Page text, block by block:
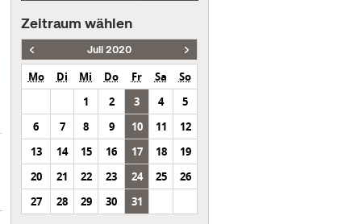
Zeitraum wählen
Juli 2020
Mo Di Mi Do Fr Sa
So
1
2 3 4
5
6
7 8 9 10 11
12
13
14 15 16 17 18
19
20
21 22 23 24 25
26
27
28 29 30 31